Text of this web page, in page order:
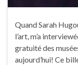
Quand Sarah
l’art, m’a
gratuité des
aujourd’hui! Ce